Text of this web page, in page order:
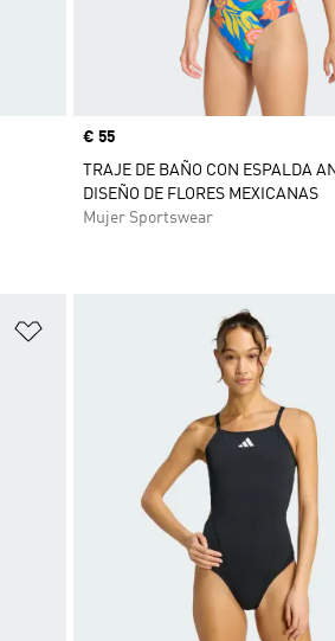
Precio
€ 55
TRAJE DE BAÑO CON ESPALDA
DISEÑO DE FLORES MEXICANAS
Mujer Sportswear
Añadir a la lista de deseos